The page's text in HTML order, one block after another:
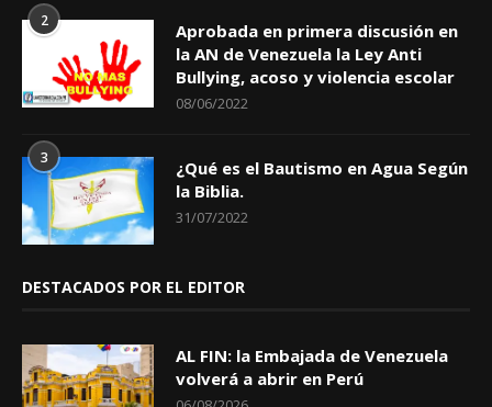
2
Aprobada en primera discusión en
la AN de Venezuela la Ley Anti
Bullying, acoso y violencia escolar
08/06/2022
3
¿Qué es el Bautismo en Agua Según
la Biblia.
31/07/2022
DESTACADOS POR EL EDITOR
AL FIN: la Embajada de Venezuela
volverá a abrir en Perú